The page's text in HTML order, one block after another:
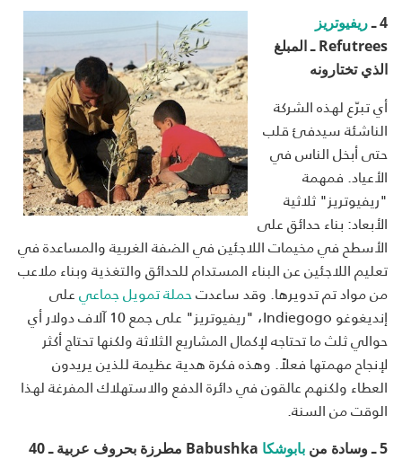
4 ـ ريفيوتريز
Refutrees ـ المبلغ
الذي تختارونه
أي تبرّع لهذه الشركة
الناشئة سيدفئ قلب
حتى أبخل الناس في
الأعياد. فمهمة
"ريفيوتريز" ثلاثية
الأبعاد: بناء حدائق على
الأسطح في مخيمات اللاجئين في الضفة الغربية والمساعدة في
تعليم اللاجئين عن البناء المستدام للحدائق والتغذية وبناء ملاعب
من مواد تم تدويرها. وقد ساعدتحملة تمويل جماعيعلى
إنديغوغو Indiegogo، "ريفيوتريز" على جمع 10 آلاف دولار أي
حوالي ثلث ما تحتاجه لإكمال المشاريع الثلاثة ولكنها تحتاج أكثر
لإنجاح مهمتها فعلاً. وهذه فكرة هدية عظيمة للذين يريدون
العطاء ولكنهم عالقون في دائرة الدفع والاستهلاك المفرغة لهذا
الوقت من السنة.
5 ـ وسادة من بابوشكا Babushka مطرزة بحروف عربية ـ 40